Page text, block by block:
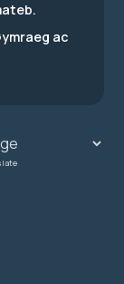
ac